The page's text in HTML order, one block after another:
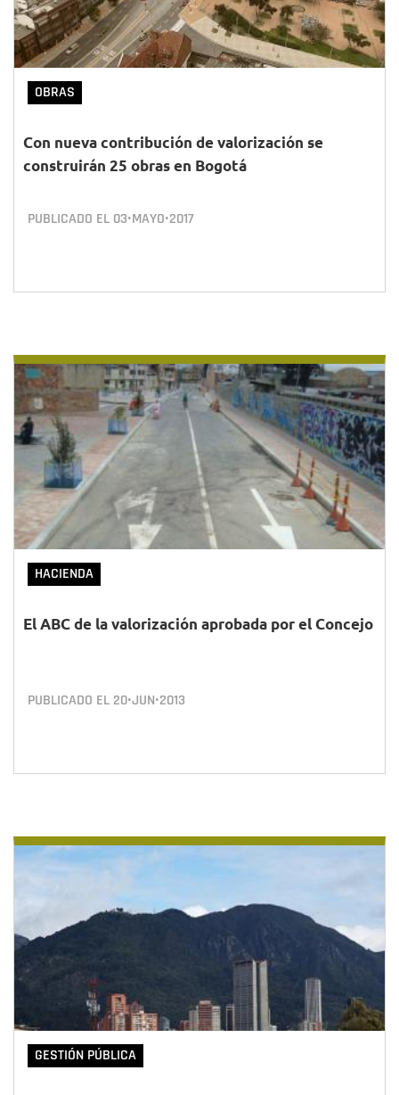
OBRAS
Con nueva contribución de valorización se
construirán 25 obras en Bogotá
PUBLICADO EL 03•MAYO•2017
HACIENDA
El ABC de la valorización aprobada por el Concejo
PUBLICADO EL 20•JUN•2013
GESTIÓN PÚBLICA